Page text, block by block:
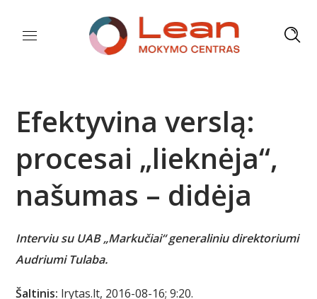
Efektyvina verslą:
procesai „lieknėja“,
našumas – didėja
Interviu su UAB „Markučiai“ generaliniu direktoriumi
Audriumi Tulaba.
Šaltinis: lrytas.lt, 2016-08-16; 9:20.